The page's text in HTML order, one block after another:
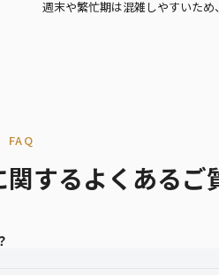
週末や繁忙期は混雑しやすいた
FAQ
するよくあるご